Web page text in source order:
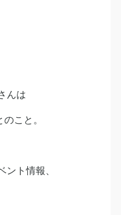
んは
こと。
ント情報、